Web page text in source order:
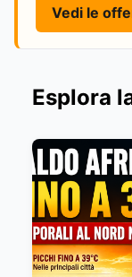
Vedi le
Esplora